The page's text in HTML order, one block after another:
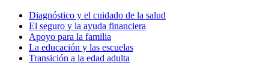
Diagnóstico y el cuidado de la salud
El seguro y la ayuda financiera
Apoyo para la familia
La educación y las escuelas
Transición a la edad adulta